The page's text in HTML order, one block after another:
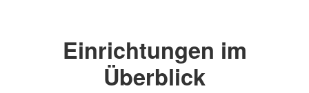
Einrichtungen im
Überblick